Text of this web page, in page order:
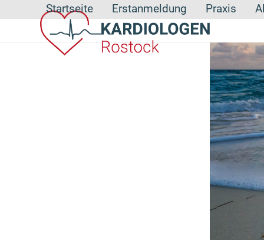
to
Startseite Erstanmeldung Praxis